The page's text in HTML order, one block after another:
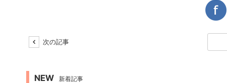
次の記事
NEW 新着記事